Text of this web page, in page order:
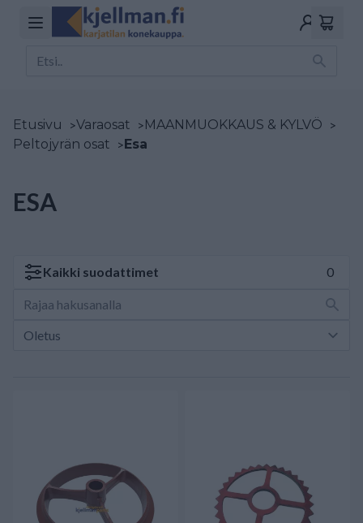
Etusivu >Varaosat >MAANMUOKKAUS & KYLVÖ >
Peltojyrän osat >Esa
ESA
Kaikki suodattimet 0